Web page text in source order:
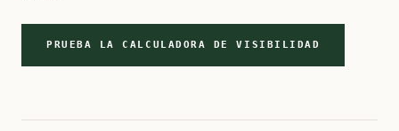
PRUEBA LA CALCULADORA DE VISIBILIDAD